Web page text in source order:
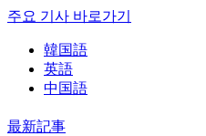
주요 기사 바로가기
韓国語
英語
中国語
最新記事